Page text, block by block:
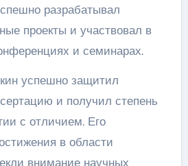
разрабатывал
проекты и участвовал в
и семинарах.
успешно защитил
и получил степень
с отличием. Его
в области
внимание научных